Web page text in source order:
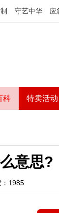
守艺中华 应
科 特卖活动
意思?
：1985